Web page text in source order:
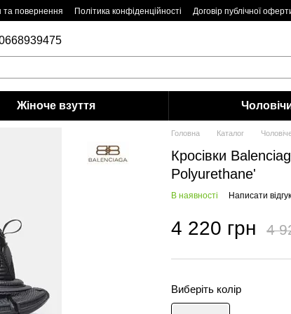
та повернення Політика конфіденційності Договір публічної
Жіноче взуття
Головна Каталог
Кросівки
Polyurethane'
В наявності Написати відгук
4 220 грн 4
Виберіть колір